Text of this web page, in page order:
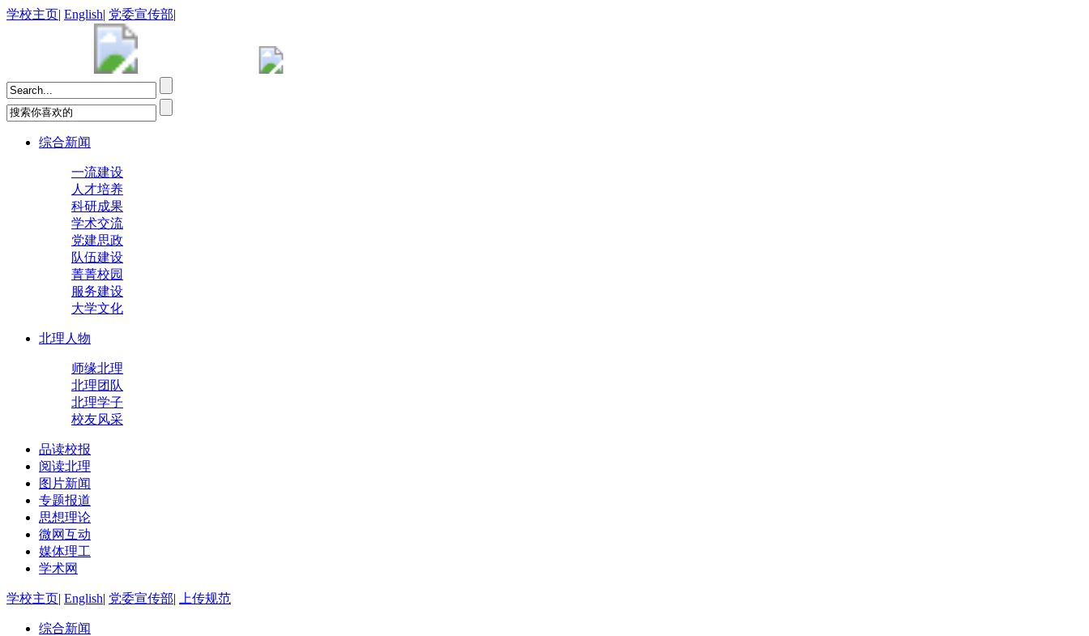
学校主页| English| 党委宣传部|
综合新闻
一流建设
人才培养
科研成果
学术交流
党建思政
队伍建设
菁菁校园
服务建设
大学文化
北理人物
师缘北理
北理团队
北理学子
校友风采
品读校报
阅读北理
图片新闻
专题报道
思想理论
微网互动
媒体理工
学术网
学校主页| English| 党委宣传部| 上传规范
综合新闻